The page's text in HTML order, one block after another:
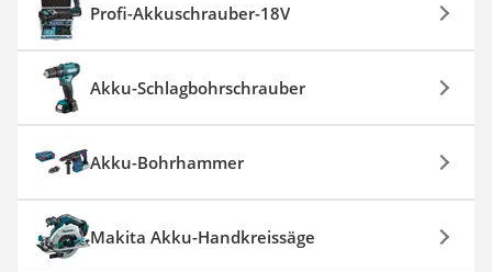
Profi-Akkuschrauber-18V
Akku-Schlagbohrschrauber
Akku-Bohrhammer
Makita Akku-Handkreissäge